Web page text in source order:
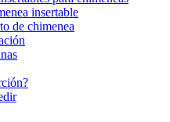
insertable
de chimenea